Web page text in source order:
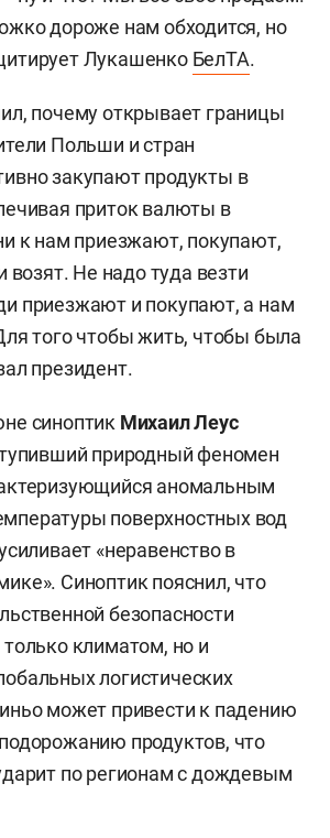
дороже нам обходится, но
Лукашенко БелТА.
почему открывает границы
Польши и стран
закупают продукты в
приток валюты в
к нам приезжают, покупают,
возят. Не надо туда везти
приезжают и покупают, а нам
того чтобы жить, чтобы была
президент.
синоптик Михаил Леус
природный феномен
аномальным
поверхностных вод
«неравенство в
Синоптик пояснил, что
безопасности
климатом, но и
логистических
может привести к падению
продуктов, что
по регионам с дождевым